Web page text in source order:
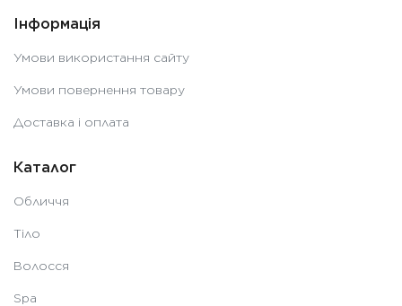
Інформація
Умови використання сайту
Умови повернення товару
Доставка і оплата
Каталог
Обличчя
Тіло
Волосся
Spa